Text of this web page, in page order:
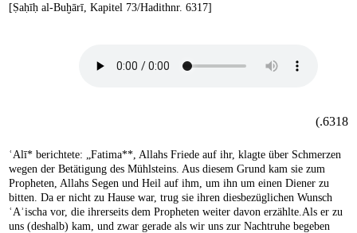
[Ṣaḥīḥ al-Buḫārī, Kapitel 73/Hadithnr. 6317]
6318.)
ʿAlī* berichtete: „Fatima**, Allahs Friede auf ihr, klagte über Schmerzen
wegen der Betätigung des Mühlsteins. Aus diesem Grund kam sie zum
Propheten, Allahs Segen und Heil auf ihm, um ihn um einen Diener zu
bitten. Da er nicht zu Hause war, trug sie ihren diesbezüglichen Wunsch
ʿAʾischa vor, die ihrerseits dem Propheten weiter davon erzählte.Als er zu
uns (deshalb) kam, und zwar gerade als wir uns zur Nachtruhe begeben